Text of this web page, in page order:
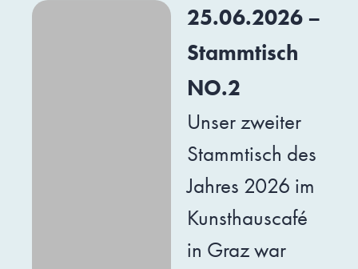
25.06.2026 –
Stammtisch
NO.2
Unser zweiter
Stammtisch des
Jahres 2026 im
Kunsthauscafé
in Graz war